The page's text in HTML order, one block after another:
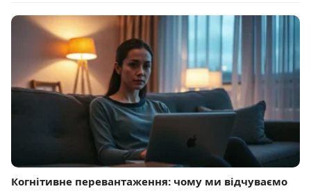
Когнітивне перевантаження: чому ми відчуваємо